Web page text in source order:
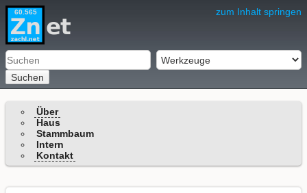
zum Inhalt springen
60.565
Suchen
Über
Haus
Stammbaum
Intern
Kontakt